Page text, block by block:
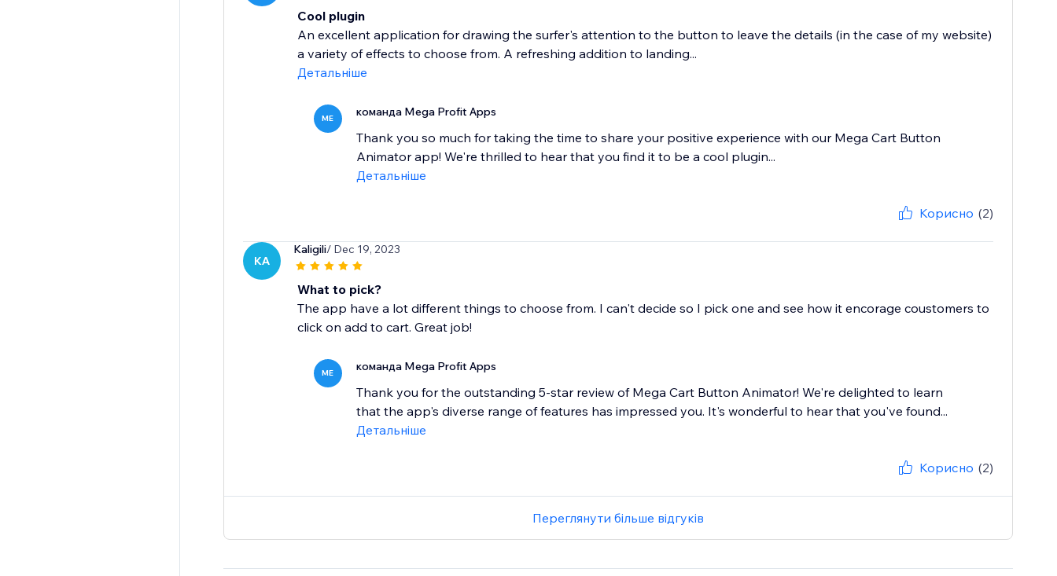
Cool plugin
An excellent application for drawing the surfer's attention to the button to leave the details (in the case of my website)
a variety of effects to choose from. A refreshing addition to landing...
Детальніше
ME команда Mega Profit Apps
Thank you so much for taking the time to share your positive experience with our Mega Cart Button
Animator app! We're thrilled to hear that you find it to be a cool plugin...
Детальніше
Корисно (2)
KA
Kaligili/ Dec 19, 2023
What to pick?
The app have a lot different things to choose from. I can't decide so I pick one and see how it encorage coustomers to
click on add to cart. Great job!
ME команда Mega Profit Apps
Thank you for the outstanding 5-star review of Mega Cart Button Animator! We're delighted to learn
that the app's diverse range of features has impressed you. It's wonderful to hear that you've found...
Детальніше
Корисно (2)
Переглянути більше відгуків